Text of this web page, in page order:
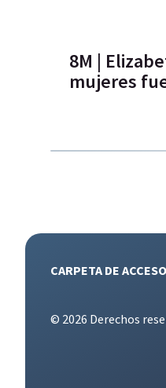
8M |
mujeres
CARPETA DE
© 2026 Derechos